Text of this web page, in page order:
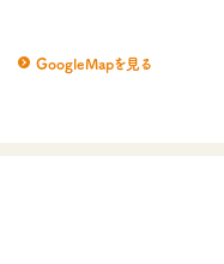
GoogleMapを見る